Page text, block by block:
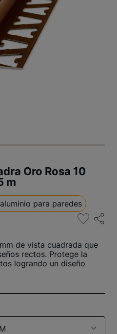
Oro Rosa 10
m
para paredes
de vista cuadrada que
rectos. Protege la
logrando un diseño